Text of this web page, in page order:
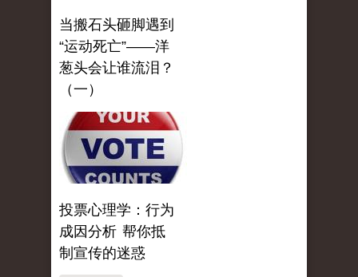
当搬石头砸脚遇到
“运动死亡”——洋
葱头会让谁流泪？
（一）
投票心理学：行为
成因分析 帮你抵
制宣传的迷惑